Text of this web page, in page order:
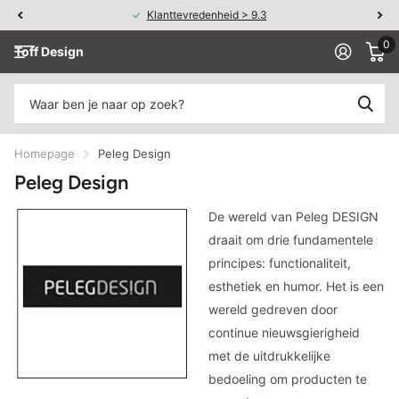
Klanttevredenheid > 9.3
Toff Design 0
Homepage Peleg Design
Peleg Design
De wereld van Peleg DESIGN
draait om drie fundamentele
principes: functionaliteit,
esthetiek en humor. Het is een
wereld gedreven door
continue nieuwsgierigheid
met de uitdrukkelijke
bedoeling om producten te